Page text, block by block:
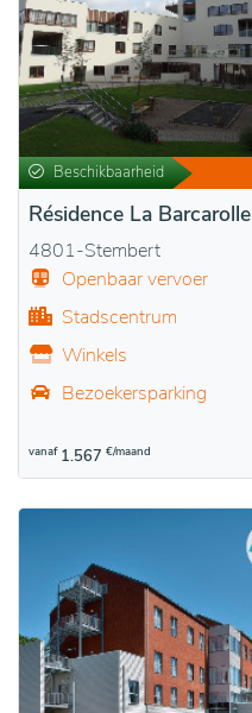
Beschikbaarheid
Résidence La Barcarolle
4801-Stembert
Openbaar vervoer
Stadscentrum
Winkels
Bezoekersparking
vanaf 1.567 €/maand